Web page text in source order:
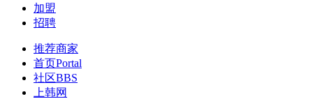
加盟
招聘
推荐商家
首页Portal
社区BBS
上韩网